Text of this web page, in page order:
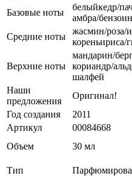
Базовые ноты
белыйкедр/
амбра/
Средние ноты
жасмин/роза/
кореньириса/
Верхние ноты
мандарин/
кориандр/
шалфей
Наши
предложения
Оригинал!
Год создания
2011
Артикул
00084668
Объем
30 мл
Тип